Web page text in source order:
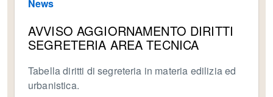
News
AVVISO AGGIORNAMENTO DIRITTI
SEGRETERIA AREA TECNICA
Tabella diritti di segreteria in materia edilizia ed
urbanistica.